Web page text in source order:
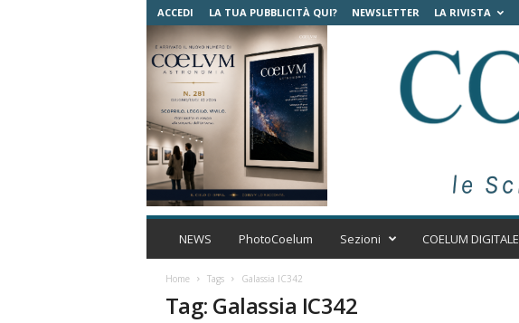
ACCEDI LA TUA PUBBLICITÀ QUI? NEWSLETTER LA RIVISTA
C
m
NEWS PhotoCoelum Sezioni COELUM DIGITALE
Home Tags Galassia IC342
Tag: Galassia IC342